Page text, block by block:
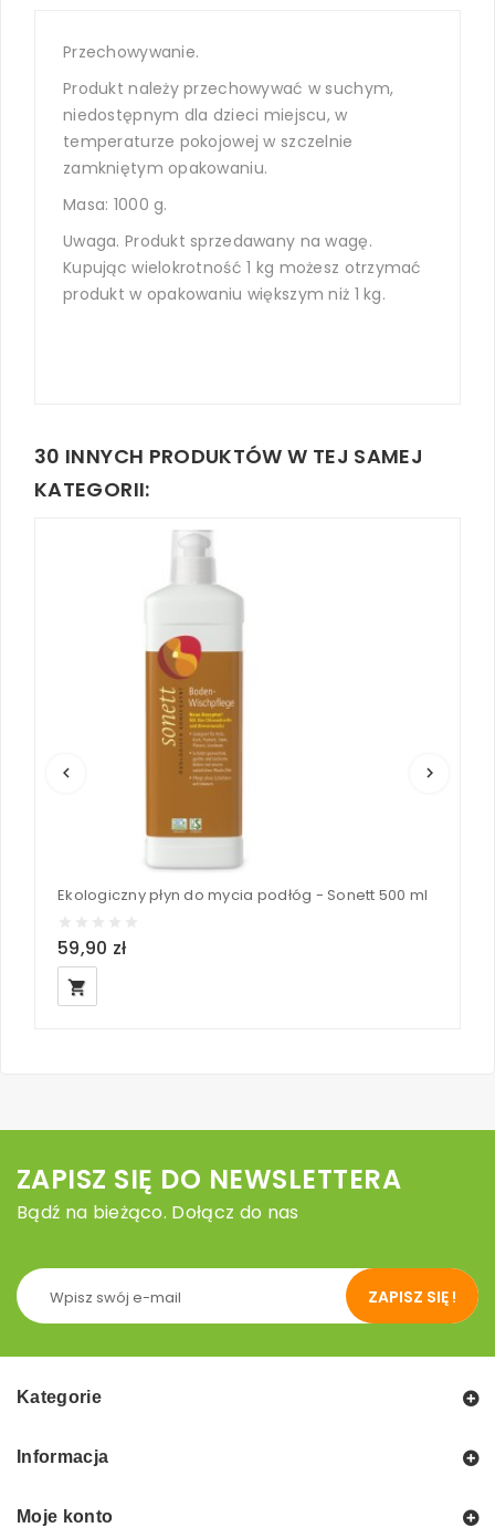
Przechowywanie.
Produkt należy przechowywać w suchym,
niedostępnym dla dzieci miejscu, w
temperaturze pokojowej w szczelnie
zamkniętym opakowaniu.
Masa: 1000 g.
Uwaga. Produkt sprzedawany na wagę.
Kupując wielokrotność 1 kg możesz otrzymać
produkt w opakowaniu większym niż 1 kg.
30 INNYCH PRODUKTÓW W TEJ SAMEJ
KATEGORII:
keyboard_arrow_left keyboard_arrow_right
Ekologiczny płyn do mycia podłóg - Sonett 500 ml
59,90 zł
local_grocery_store
ZAPISZ SIĘ DO NEWSLETTERA
Bądź na bieżąco. Dołącz do nas
ZAPISZ SIĘ !
Kategorie
Informacja
Moje konto